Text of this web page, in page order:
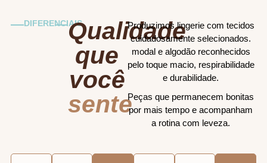
DIFERENCIAISQualidade
que
você
sente
Produzimos lingerie com tecidos
cuidadosamente selecionados.
modal e algodão reconhecidos
pelo toque macio, respirabilidade
e durabilidade.
Peças que permanecem bonitas
por mais tempo e acompanham
a rotina com leveza.